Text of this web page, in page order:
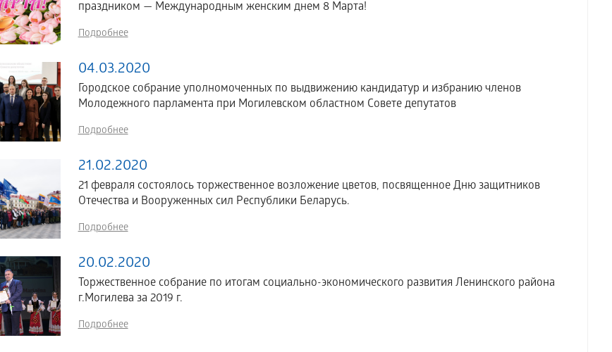
праздником — Международным женским днем 8 Марта!
Подробнее
04.03.2020
Городское собрание уполномоченных по выдвижению кандидатур и избранию членов
Молодежного парламента при Могилевском областном Совете депутатов
Подробнее
21.02.2020
21 февраля состоялось торжественное возложение цветов, посвященное Дню защитников
Отечества и Вооруженных сил Республики Беларусь.
Подробнее
20.02.2020
Торжественное собрание по итогам социально-экономического развития Ленинского района
г.Могилева за 2019 г.
Подробнее